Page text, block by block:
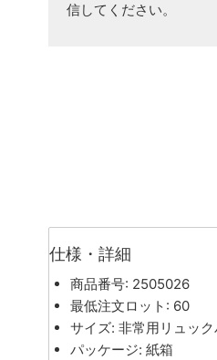
信してください。
仕様・詳細
商品番号: 2505026
最低注文ロット: 60
サイズ: 非常用リュッ
パッケージ: 紙箱